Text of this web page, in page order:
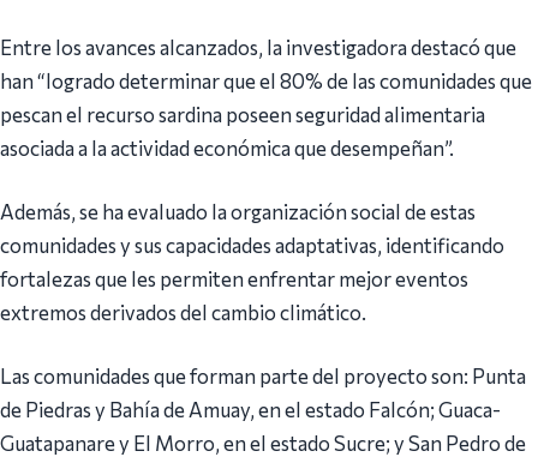
Entre los avances alcanzados, la investigadora destacó que
han “logrado determinar que el 80% de las comunidades que
pescan el recurso sardina poseen seguridad alimentaria
asociada a la actividad económica que desempeñan”.
Además, se ha evaluado la organización social de estas
comunidades y sus capacidades adaptativas, identificando
fortalezas que les permiten enfrentar mejor eventos
extremos derivados del cambio climático.
Las comunidades que forman parte del proyecto son: Punta
de Piedras y Bahía de Amuay, en el estado Falcón; Guaca-
Guatapanare y El Morro, en el estado Sucre; y San Pedro de